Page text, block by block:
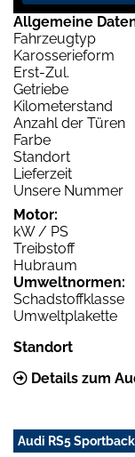
Allgemeine
Fahrzeugtyp
Karosserieform
Erst-Zul.
Getriebe
Kilometerstand
Anzahl der Türen
Farbe
Standort
Lieferzeit
Unsere Nummer
Motor:
kW / PS
Treibstoff
Hubraum
Umweltnormen:
Schadstoffklasse
Umweltplakette
Standort
Details zum
Audi RS5